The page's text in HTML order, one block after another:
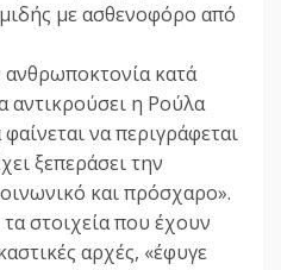
με ασθενοφόρο από
ανθρωποκτονία κατά
αντικρούσει η Ρούλα
να περιγράφεται
ξεπεράσει την
και πρόσχαρο».
στοιχεία που έχουν
αρχές, «έφυγε